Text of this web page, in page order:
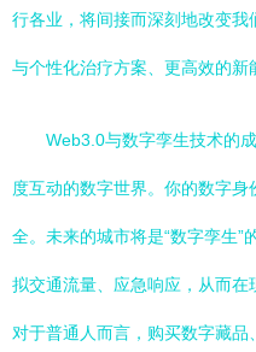
行各业，将间接而深刻地改变我
与个性化治疗方案、更高效的新
Web3.0与数字孪生技术的
度互动的数字世界。你的数字
全。未来的城市将是“数字孪生
拟交通流量、应急响应，从而在
对于普通人而言，购买数字藏